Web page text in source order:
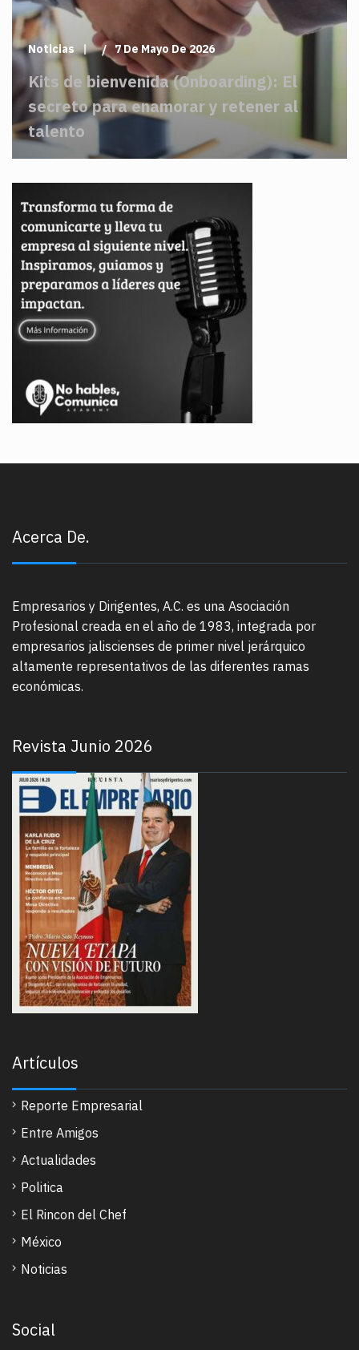
Noticias 7 De Mayo De 2026
Kits de bienvenida (Onboarding): El
secreto para enamorar y retener al
talento
Acerca De.
Empresarios y Dirigentes, A.C. es una Asociación
Profesional creada en el año de 1983, integrada por
empresarios jaliscienses de primer nivel jerárquico
altamente representativos de las diferentes ramas
económicas.
Revista Junio 2026
Artículos
Reporte Empresarial
Entre Amigos
Actualidades
Politica
El Rincon del Chef
México
Noticias
Social